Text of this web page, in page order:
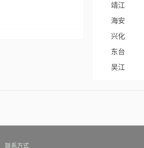
靖江
海安
兴化
东台
吴江
联系方式